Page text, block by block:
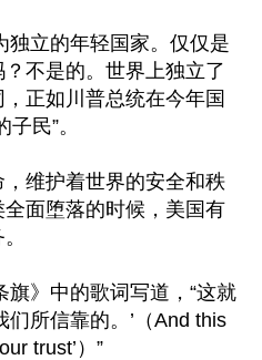
独立的年轻国家。仅仅是
不是的。世界上独立了
正如川普总统在今年国
民”。
维护着世界的安全和秩
面堕落的时候，美国有
》中的歌词写道，“这就
们所信靠的。’（And this
trust’）”